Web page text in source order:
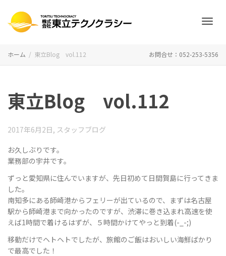
シ
ホーム 東立Blog vol.112 お問合せ：052-253-5356
東立Blog vol.112
2017年6月2日, スタッフブログ
お久しぶりです。
業務部の宇井です。
ずっと愛知県に住んでいますが、先日初めて日間賀島に行ってきま
した。
南知多にある師崎港からフェリーが出ているので、まずは名古屋
駅から師崎港まで向かったのですが、渋滞に巻き込まれ高速を使
えば1時間で着けるはずが、５時間かけてやっと到着(-_-;)
移動だけでヘトヘトでしたが、旅館のご飯はおいしい海鮮ばかり
で最高でした！